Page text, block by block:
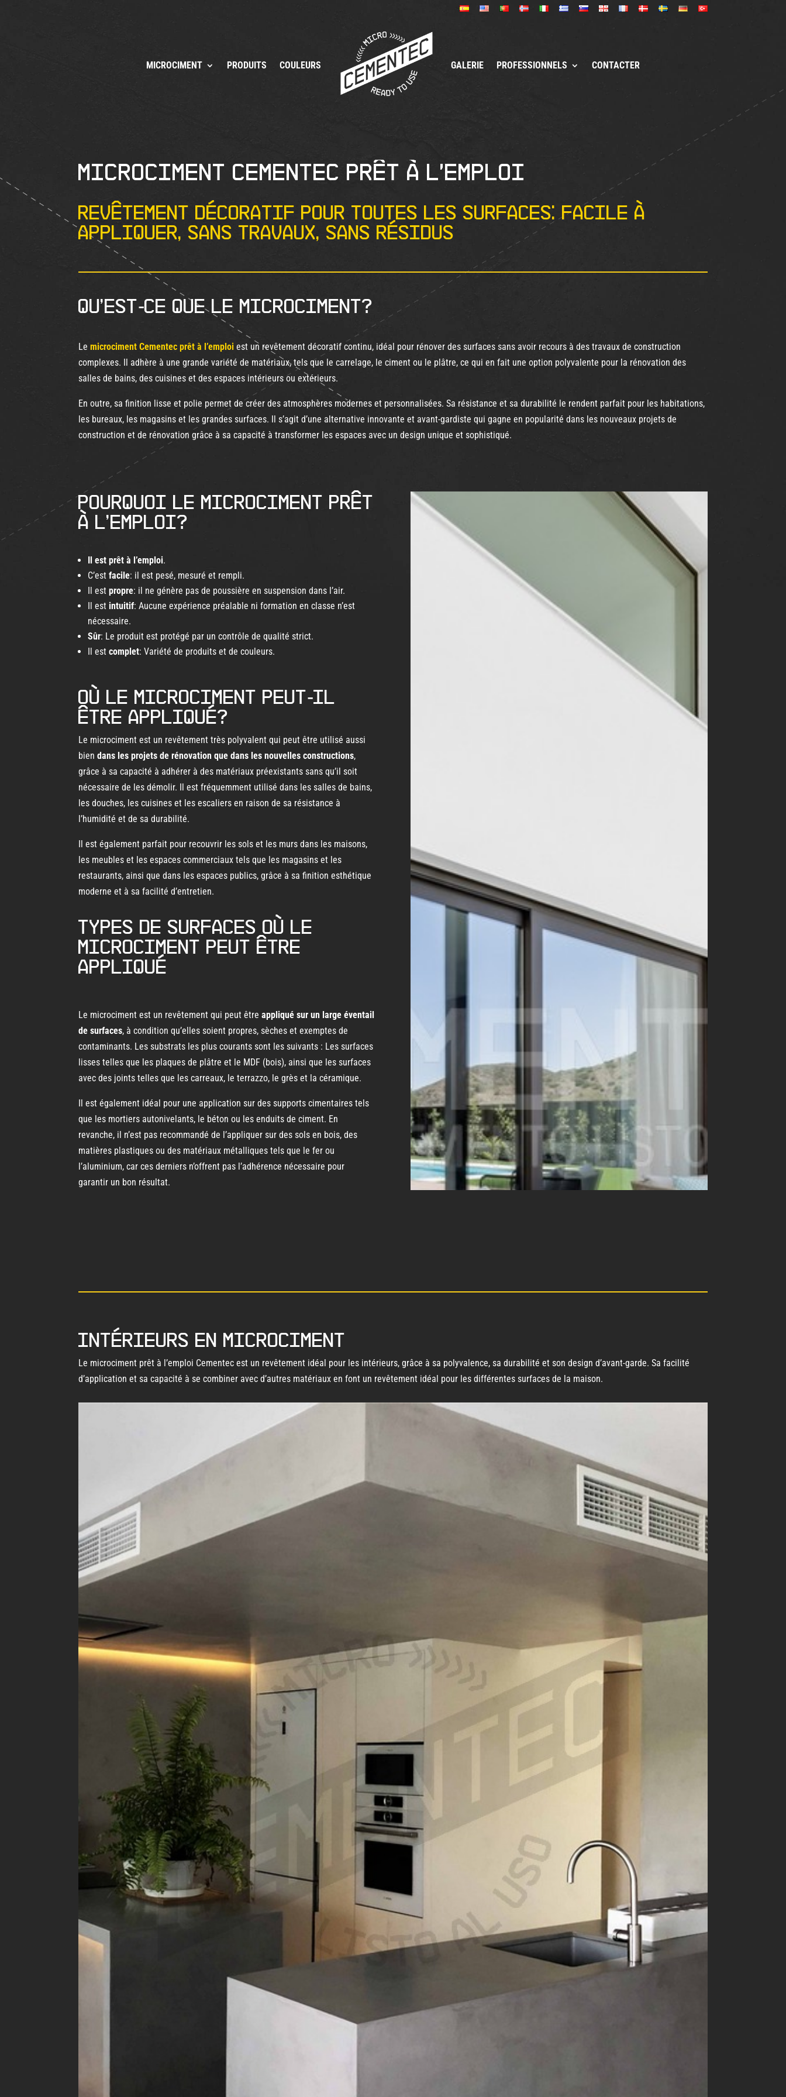
MICROCIMENT PRODUITS COULEURS GALERIE PROFESSIONNELS CONTACTER
Microciment Cementec prêt à l'emploi
Revêtement décoratif pour toutes les surfaces: facile à
appliquer, sans travaux, sans résidus
Qu’est-ce que le microciment?
Lemicrociment Cementec prêt à l’emploi est un revêtement décoratif continu, idéal pour rénover des surfaces sans avoir recours à des travaux de construction
complexes. Il adhère à une grande variété de matériaux, tels que le carrelage, le ciment ou le plâtre, ce qui en fait une option polyvalente pour la rénovation des
salles de bains, des cuisines et des espaces intérieurs ou extérieurs.
En outre, sa finition lisse et polie permet de créer des atmosphères modernes et personnalisées. Sa résistance et sa durabilité le rendent parfait pour les habitations,
les bureaux, les magasins et les grandes surfaces. Il s’agit d’une alternative innovante et avant-gardiste qui gagne en popularité dans les nouveaux projets de
construction et de rénovation grâce à sa capacité à transformer les espaces avec un design unique et sophistiqué.
Pourquoi le microciment prêt
à l’emploi?
Il est prêt à l’emploi.
C’estfacile: il est pesé, mesuré et rempli.
Il estpropre: il ne génère pas de poussière en suspension dans l’air.
Il est intuitif: Aucune expérience préalable ni formation en classe n’est
nécessaire.
Sûr: Le produit est protégé par un contrôle de qualité strict.
Il estcomplet: Variété de produits et de couleurs.
Où le microciment peut-il
être appliqué?
Le microciment est un revêtement très polyvalent qui peut être utilisé aussi
biendans les projets de rénovation que dans les nouvelles constructions,
grâce à sa capacité à adhérer à des matériaux préexistants sans qu’il soit
nécessaire de les démolir. Il est fréquemment utilisé dans les salles de bains,
les douches, les cuisines et les escaliers en raison de sa résistance à
l’humidité et de sa durabilité.
Il est également parfait pour recouvrir les sols et les murs dans les maisons,
les meubles et les espaces commerciaux tels que les magasins et les
restaurants, ainsi que dans les espaces publics, grâce à sa finition esthétique
moderne et à sa facilité d’entretien.
Types de surfaces où le
microciment peut être
appliqué
Le microciment est un revêtement qui peut êtreappliqué sur un large éventail
de surfaces, à condition qu’elles soient propres, sèches et exemptes de
contaminants. Les substrats les plus courants sont les suivants : Les surfaces
lisses telles que les plaques de plâtre et le MDF (bois), ainsi que les surfaces
avec des joints telles que les carreaux, le terrazzo, le grès et la céramique.
Il est également idéal pour une application sur des supports cimentaires tels
que les mortiers autonivelants, le béton ou les enduits de ciment. En
revanche, il n’est pas recommandé de l’appliquer sur des sols en bois, des
matières plastiques ou des matériaux métalliques tels que le fer ou
l’aluminium, car ces derniers n’offrent pas l’adhérence nécessaire pour
garantir un bon résultat.
Intérieurs en microciment
Le microciment prêt à l’emploi Cementec est un revêtement idéal pour les intérieurs, grâce à sa polyvalence, sa durabilité et son design d’avant-garde. Sa facilité
d’application et sa capacité à se combiner avec d’autres matériaux en font un revêtement idéal pour les différentes surfaces de la maison.